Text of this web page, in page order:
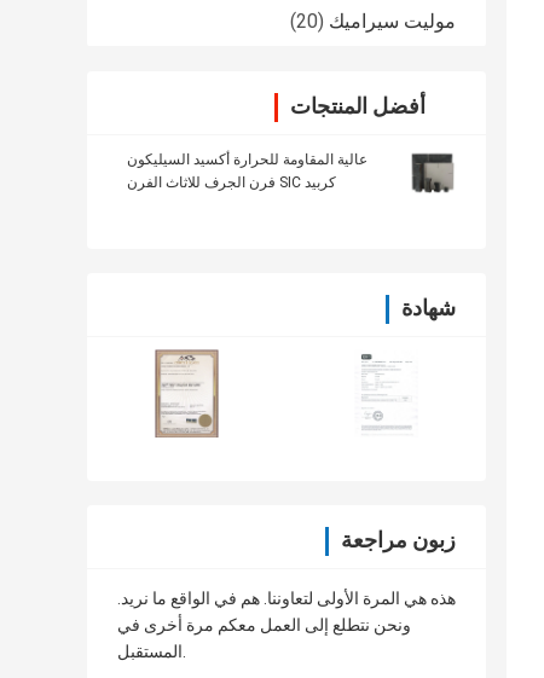
موليت سيراميك (20)
أفضل المنتجات
عالية المقاومة للحرارة أكسيد السيليكون
كربيد SIC فرن الجرف للاثاث الفرن
شهادة
زبون مراجعة
هذه هي المرة الأولى لتعاوننا. هم في الواقع ما نريد.
ونحن نتطلع إلى العمل معكم مرة أخرى في
المستقبل.